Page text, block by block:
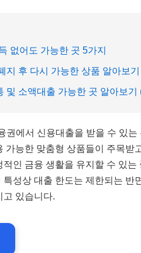
없어도 가능한 곳 5가지
지 후 다시 가능한 상품 알아보기
및 소액대출 가능한 곳 알아보기
권에서 신용대출을 받을 수 있
가능한 맞춤형 상품들이 주목받
인 금융 생활을 유지할 수 있
성상 대출 한도는 제한되는 반
고 있습니다.